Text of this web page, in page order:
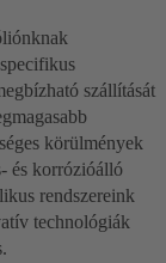
szállítását
körülmények
és korrózióálló
rendszereink
technológiák